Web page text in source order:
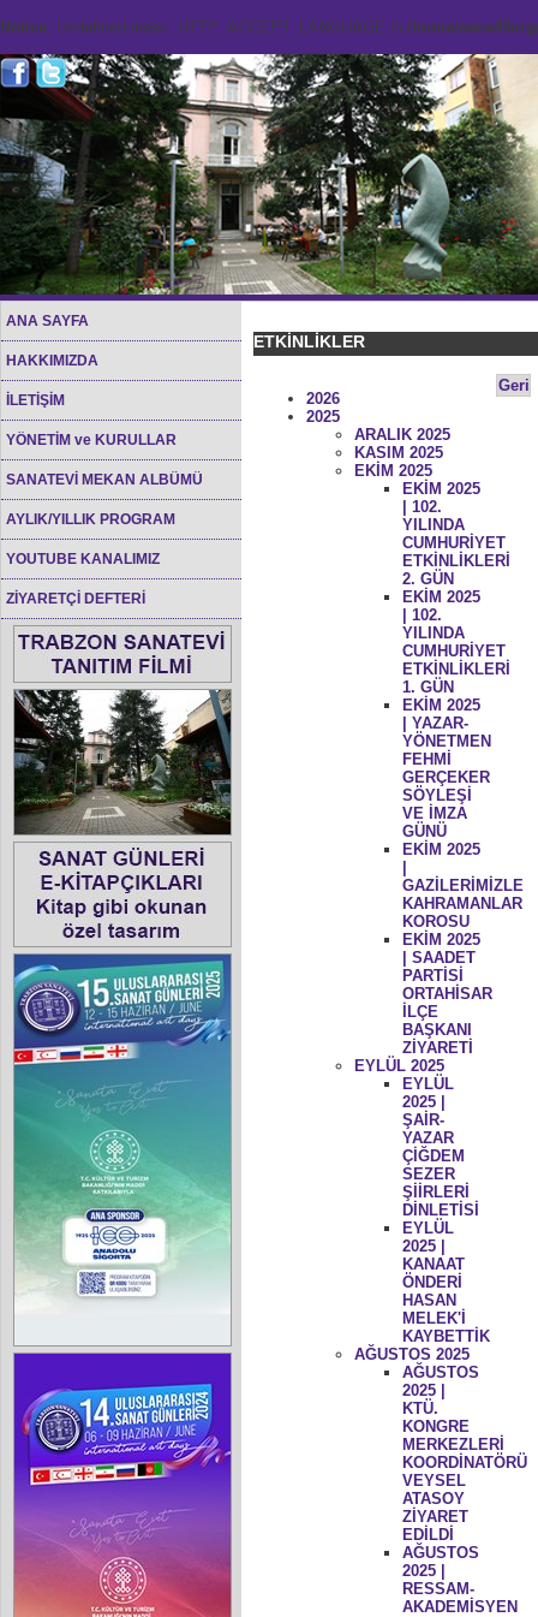
Notice: Undefined index: HTTP_ACCEPT_LANGUAGE in /home/
ANA SAYFA
HAKKIMIZDA
İLETİŞİM
YÖNETİM ve KURULLAR
SANATEVİ MEKAN ALBÜMÜ
AYLIK/YILLIK PROGRAM
YOUTUBE KANALIMIZ
ZİYARETÇİ DEFTERİ
ETKİNLİKLER
Geri
2026
2025
ARALIK 2025
KASIM 2025
EKİM 2025
EKİM 2025
| 102.
YILINDA
CUMHURİYET
ETKİNLİKLERİ
2. GÜN
EKİM 2025
| 102.
YILINDA
CUMHURİYET
ETKİNLİKLERİ
1. GÜN
EKİM 2025
| YAZAR-
YÖNETMEN
FEHMİ
GERÇEKER
SÖYLEŞİ
VE İMZA
GÜNÜ
EKİM 2025
GAZİLERİMİZLE
KAHRAMANLAR
KOROSU
EKİM 2025
| SAADET
PARTİSİ
ORTAHİSAR
İLÇE
BAŞKANI
ZİYARETİ
EYLÜL 2025
EYLÜL
2025 |
ŞAİR-
YAZAR
ÇİĞDEM
SEZER
ŞİİRLERİ
DİNLETİSİ
EYLÜL
2025 |
KANAAT
ÖNDERİ
HASAN
MELEK'İ
KAYBETTİK
AĞUSTOS 2025
AĞUSTOS
2025 |
KTÜ.
KONGRE
MERKEZLERİ
KOORDİNATÖRÜ
VEYSEL
ATASOY
ZİYARET
EDİLDİ
AĞUSTOS
2025 |
RESSAM-
AKADEMİSYEN